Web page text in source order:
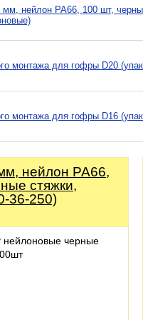
нейлон РА66, 100 шт,
монтажа для гофры D20
монтажа для гофры D16
нейлон РА66,
стяжки,
36-250)
черные